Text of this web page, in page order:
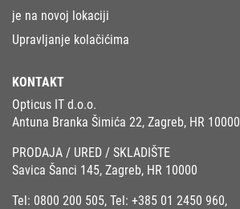
je na novoj lokaciji
Upravljanje kolačićima
KONTAKT
Opticus IT d.o.o.
Antuna Branka Šimića 22, Zagreb, HR 10000
PRODAJA / URED / SKLADIŠTE
Savica Šanci 145, Zagreb, HR 10000
Tel: 0800 200 505, Tel: +385 01 2450 960,